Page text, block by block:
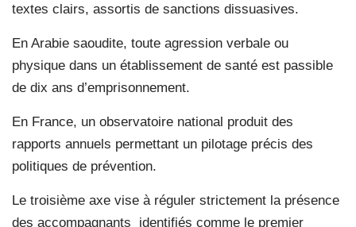
textes clairs, assortis de sanctions dissuasives.
En Arabie saoudite, toute agression verbale ou
physique dans un établissement de santé est passible
de dix ans d’emprisonnement.
En France, un observatoire national produit des
rapports annuels permettant un pilotage précis des
politiques de prévention.
Le troisième axe vise à réguler strictement la présence
des accompagnants identifiés comme le premier